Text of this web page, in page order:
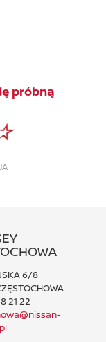
próbną
6/8
21 22